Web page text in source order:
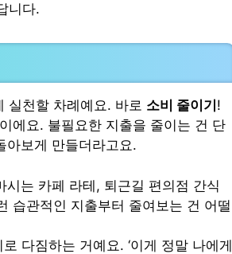
니다.
실천할 차례예요. 바로 소비 줄이기 !
에요. 불필요한 지출을 줄이는 건 단
아보게 만들더라고요.
시는 카페 라테, 퇴근길 편의점 간식
습관적인 지출부터 줄여보는 건 어떨
다짐하는 거예요. ‘이게 정말 나에게